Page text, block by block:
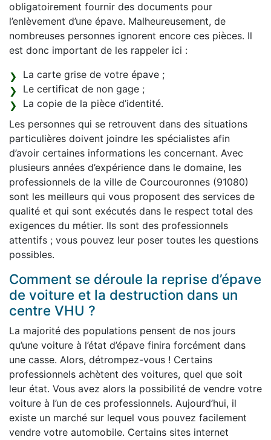
obligatoirement fournir des documents pour
l’enlèvement d’une épave. Malheureusement, de
nombreuses personnes ignorent encore ces pièces. Il
est donc important de les rappeler ici :
La carte grise de votre épave ;
Le certificat de non gage ;
La copie de la pièce d’identité.
Les personnes qui se retrouvent dans des situations
particulières doivent joindre les spécialistes afin
d’avoir certaines informations les concernant. Avec
plusieurs années d’expérience dans le domaine, les
professionnels de la ville de Courcouronnes (91080)
sont les meilleurs qui vous proposent des services de
qualité et qui sont exécutés dans le respect total des
exigences du métier. Ils sont des professionnels
attentifs ; vous pouvez leur poser toutes les questions
possibles.
Comment se déroule la reprise d’épave
de voiture et la destruction dans un
centre VHU ?
La majorité des populations pensent de nos jours
qu’une voiture à l’état d’épave finira forcément dans
une casse. Alors, détrompez-vous ! Certains
professionnels achètent des voitures, quel que soit
leur état. Vous avez alors la possibilité de vendre votre
voiture à l’un de ces professionnels. Aujourd’hui, il
existe un marché sur lequel vous pouvez facilement
vendre votre automobile. Certains sites internet